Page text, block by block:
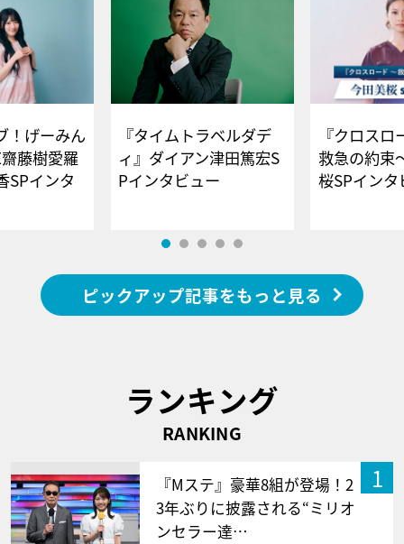
！げーみん
藤樹愛羅
SPインタ
『タイムトラベルダデ
ィ』ダイアン津田篤宏S
Pインタビュー
『クロス
救急の約束
桜SPイ
ピックアップ記事をもっと見る
ランキング
RANKING
1
『Mステ』豪華8組が登場！2
3年ぶりに披露される“ミリオ
ンセラー達…